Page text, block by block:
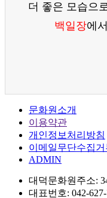
더 좋은 모습으
백일장에
문화원소개
이용약관
개인정보처리방침
이메일무단수집거
ADMIN
대덕문화원주소:
대표번호: 042-